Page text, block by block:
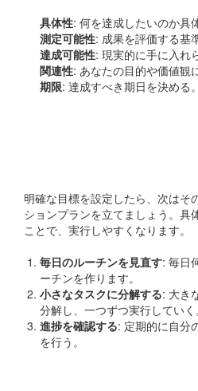
具体性: 何を達成したいのか具
測定可能性: 成果を評価する基
達成可能性: 現実的に手に入れ
関連性: あなたの目的や価値観
期限: 達成すべき期日を決める。
明確な目標を設定したら、次はそ
ションプランを立てましょう。具
ことで、実行しやすくなります。
毎日のルーチンを見直す: 毎日
ーチンを作ります。
小さなタスクに分解する: 大き
分解し、一つずつ実行していく
進捗を確認する: 定期的に自分
を行う。